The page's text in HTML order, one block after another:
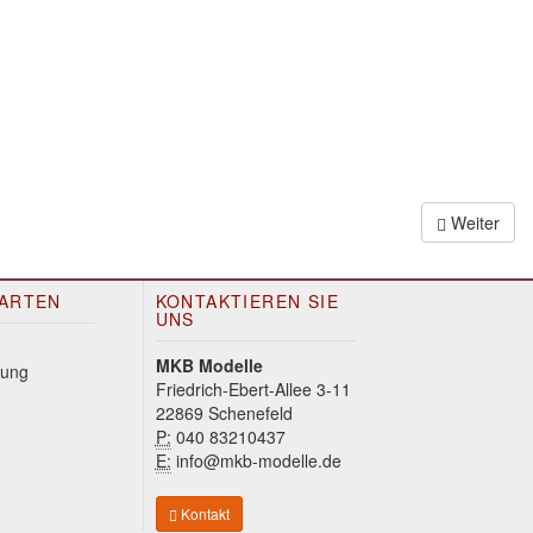
Weiter
KONTAKTIEREN SIE
UNS
MKB Modelle
Friedrich-Ebert-Allee 3-11
22869 Schenefeld
P: 040 83210437
E: info@mkb-modelle.de
Kontakt